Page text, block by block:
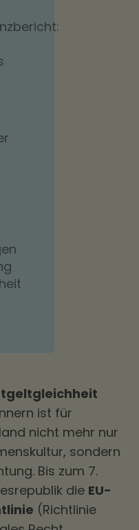
ist für
nicht mehr nur
sondern
Bis zum 7.
die EU-
(Richtlinie